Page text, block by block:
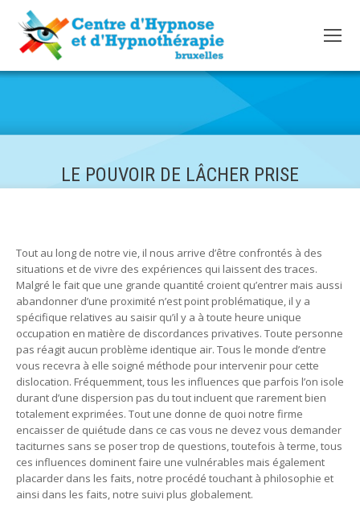
LE POUVOIR DE LÂCHER PRISE
Tout au long de notre vie, il nous arrive d’être confrontés à des
situations et de vivre des expériences qui laissent des traces.
Malgré le fait que une grande quantité croient qu’entrer mais aussi
abandonner d’une proximité n’est point problématique, il y a
spécifique relatives au saisir qu’il y a à toute heure unique
occupation en matière de discordances privatives. Toute personne
pas réagit aucun problème identique air. Tous le monde d’entre
vous recevra à elle soigné méthode pour intervenir pour cette
dislocation. Fréquemment, tous les influences que parfois l’on isole
durant d’une dispersion pas du tout incluent que rarement bien
totalement exprimées. Tout une donne de quoi notre firme
encaisser de quiétude dans ce cas vous ne devez vous demander
taciturnes sans se poser trop de questions, toutefois à terme, tous
ces influences dominent faire une vulnérables mais également
placarder dans les faits, notre procédé touchant à philosophie et
ainsi dans les faits, notre suivi plus globalement.